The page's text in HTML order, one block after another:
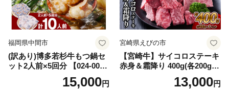
福岡県中間市
(訳あり)博多若杉牛もつ鍋セ
ット2人前×5回分 【024-002
15,000円
宮崎県えびの市
【宮崎牛】サイコロステーキ
赤身＆霜降り 400g(各200g×
１P 計2P) 真空パック 冷凍
13,000円